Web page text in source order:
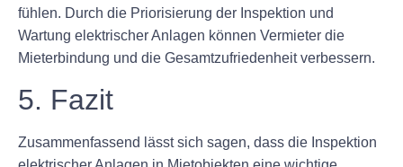
fühlen. Durch die Priorisierung der Inspektion und
Wartung elektrischer Anlagen können Vermieter die
Mieterbindung und die Gesamtzufriedenheit verbessern.
5. Fazit
Zusammenfassend lässt sich sagen, dass die Inspektion